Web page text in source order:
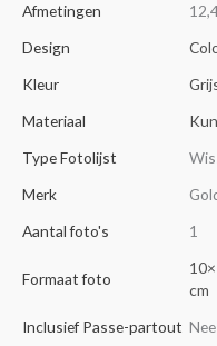
Afmetingen
Design
Kleur
Materiaal
Type Fotolijst
Merk
Aantal foto's
1
Formaat foto
cm
Inclusief Passe-partout Nee